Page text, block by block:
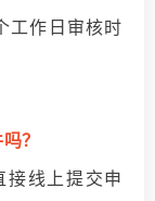
工作日审核时
？
接线上提交申